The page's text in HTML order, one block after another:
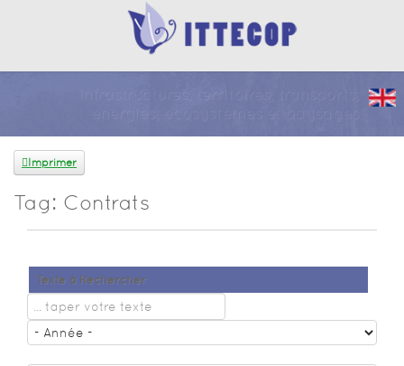
Imprimer
Tag: Contrats
Texte à Rechercher